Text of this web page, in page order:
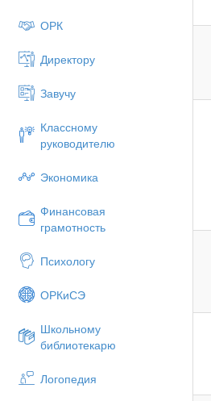
ОРК
Директору
Завучу
Классному
руководителю
Экономика
Финансовая
грамотность
Психологу
ОРКиСЭ
Школьному
библиотекарю
Логопедия